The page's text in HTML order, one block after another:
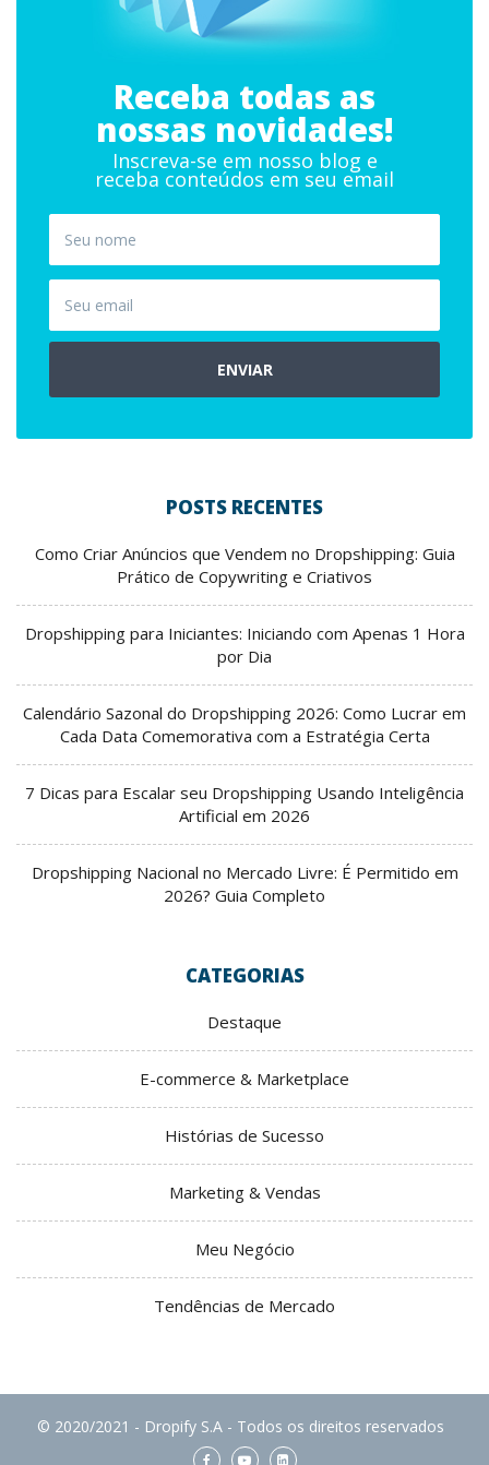
Receba todas as
nossas novidades!
Inscreva-se em nosso blog e
receba conteúdos em seu email
ENVIAR
POSTS RECENTES
Como Criar Anúncios que Vendem no Dropshipping: Guia
Prático de Copywriting e Criativos
Dropshipping para Iniciantes: Iniciando com Apenas 1 Hora
por Dia
Calendário Sazonal do Dropshipping 2026: Como Lucrar em
Cada Data Comemorativa com a Estratégia Certa
7 Dicas para Escalar seu Dropshipping Usando Inteligência
Artificial em 2026
Dropshipping Nacional no Mercado Livre: É Permitido em
2026? Guia Completo
CATEGORIAS
Destaque
E-commerce & Marketplace
Histórias de Sucesso
Marketing & Vendas
Meu Negócio
Tendências de Mercado
© 2020/2021 - Dropify S.A - Todos os direitos reservados